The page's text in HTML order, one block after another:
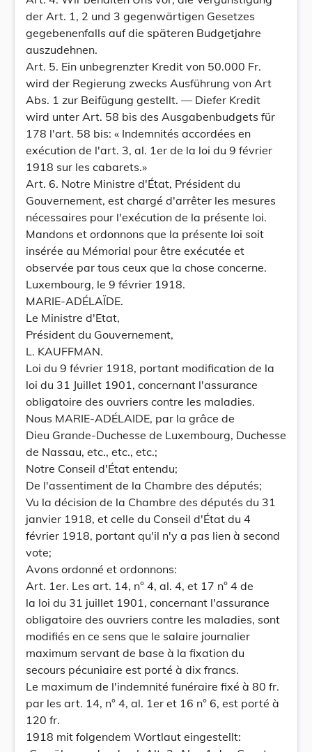
der Art. 1, 2 und 3 gegenwärtigen Gesetzes
gegebenenfalls auf die späteren Budgetjahre
auszudehnen.
Art. 5. Ein unbegrenzter Kredit von 50.000 Fr.
wird der Regierung zwecks Ausführung von Art
Abs. 1 zur Beifügung gestellt. — Diefer Kredit
wird unter Art. 58 bis des Ausgabenbudgets für
178 l'art. 58 bis: « Indemnités accordées en
exécution de l'art. 3, al. 1er de la loi du 9 février
1918 sur les cabarets.»
Art. 6. Notre Ministre d'État, Président du
Gouvernement, est chargé d'arrêter les mesures
nécessaires pour l'exécution de la présente loi.
Mandons et ordonnons que la présente loi soit
insérée au Mémorial pour être exécutée et
observée par tous ceux que la chose concerne.
Luxembourg, le 9 février 1918.
MARIE-ADÉLAÏDE.
Le Ministre d'Etat,
Président du Gouvernement,
L. KAUFFMAN.
Loi du 9 février 1918, portant modification de la
loi du 31 Juillet 1901, concernant l'assurance
obligatoire des ouvriers contre les maladies.
Nous MARIE-ADÉLAIDE, par la grâce de
Dieu Grande-Duchesse de Luxembourg, Duchesse
de Nassau, etc., etc., etc.;
Notre Conseil d'État entendu;
De l'assentiment de la Chambre des députés;
Vu la décision de la Chambre des députés du 31
janvier 1918, et celle du Conseil d'État du 4
février 1918, portant qu'il n'y a pas lien à second
vote;
Avons ordonné et ordonnons:
Art. 1er. Les art. 14, n° 4, al. 4, et 17 n° 4 de
la loi du 31 juillet 1901, concernant l'assurance
obligatoire des ouvriers contre les maladies, sont
modifiés en ce sens que le salaire journalier
maximum servant de base à la fixation du
secours pécuniaire est porté à dix francs.
Le maximum de l'indemnité funéraire fixé à 80 fr.
par les art. 14, n° 4, al. 1er et 16 n° 6, est porté à
120 fr.
1918 mit folgendem Wortlaut eingestellt: